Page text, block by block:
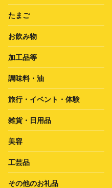
たまご
お飲み物
加工品等
調味料・油
旅行・イベント・体験
雑貨・日用品
美容
工芸品
その他のお礼品